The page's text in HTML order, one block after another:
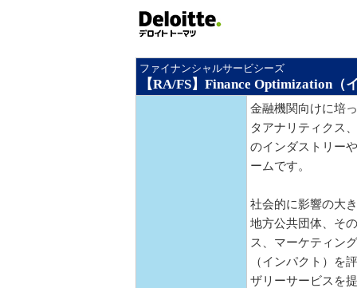
ファイナンシャルサービシーズ
【RA/FS】Finance Optimization（
金融機関向けに培
タアナリティクス
のインダストリー
ームです。
社会的に影響の大
地方公共団体、そ
ス、マーケティン
（インパクト）を
ザリーサービスを